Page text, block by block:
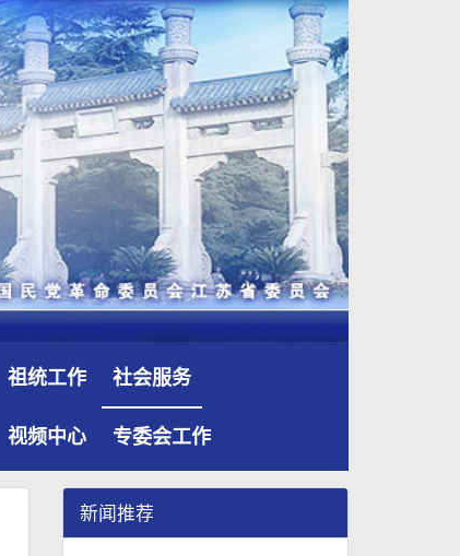
祖统工作 社会服务
视频中心 专委会工作
新闻推荐
民革江苏省企业家联谊会工作座谈会在宁召开
1/3 李惠东率队来江苏省淮安市调研：聚焦民革党
2/3 民革江苏省委召开“主题教育活动” 领导班子民
3/3